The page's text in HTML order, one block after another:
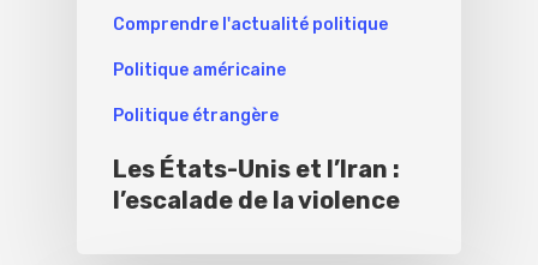
Comprendre l'actualité politique
Politique américaine
Politique étrangère
Les États-Unis et l’Iran :
l’escalade de la violence